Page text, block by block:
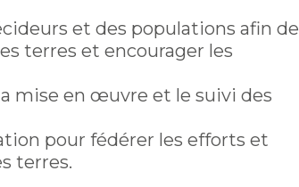
et des populations afin de
terres et encourager les
mise en œuvre et le suivi des
pour fédérer les efforts et
terres.